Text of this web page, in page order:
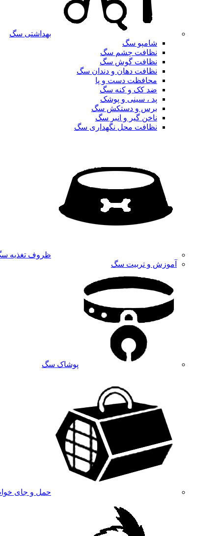
بهداشتی سگ
شامپو سگ
نظافت چشم سگ
نظافت گوش سگ
نظافت دهان و دندان سگ
محافظت دست و پا
ضد کک و کنه سگ
پد ، سینی و پوشک
برس و دستکش سگ
ناخن گیر و انبر سگ
نظافت محل نگهداری سگ
ظروف تغذیه
آموزش و تربیت سگ
پوشاک سگ
حمل و جای